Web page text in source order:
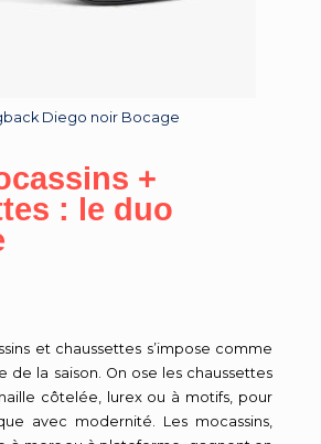
Diego noir Bocage
+
: le duo
et chaussettes s’impose comme
de la saison. On ose les chaussettes
côtelée, lurex ou à motifs, pour
avec modernité. Les mocassins,